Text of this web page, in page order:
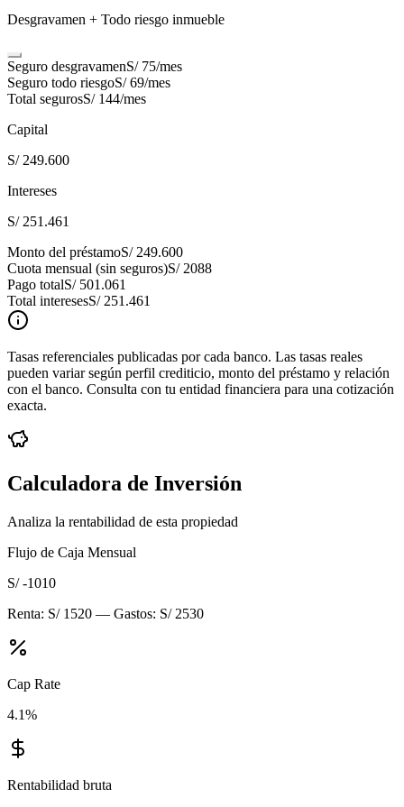
Desgravamen + Todo riesgo inmueble
Seguro desgravamenS/ 75/mes
Seguro todo riesgoS/ 69/mes
Total segurosS/ 144/mes
Capital
S/ 249.600
Intereses
S/ 251.461
Monto del préstamoS/ 249.600
Cuota mensual (sin seguros)S/ 2088
Pago totalS/ 501.061
Total interesesS/ 251.461
Tasas referenciales publicadas por cada banco. Las tasas reales
pueden variar según perfil crediticio, monto del préstamo y relación
con el banco. Consulta con tu entidad financiera para una cotización
exacta.
Calculadora de Inversión
Analiza la rentabilidad de esta propiedad
Flujo de Caja Mensual
S/ -1010
Renta: S/ 1520 — Gastos: S/ 2530
Cap Rate
4.1%
Rentabilidad bruta